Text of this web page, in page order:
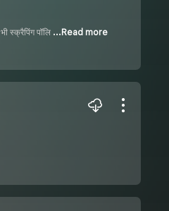
स्क्रैपिंग पॉलि ...Read more